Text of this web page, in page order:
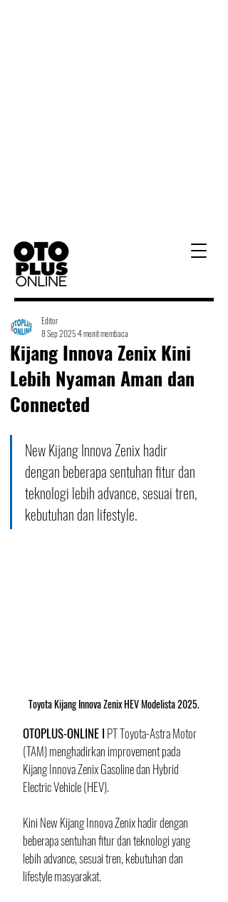
Kijang Innova Zenix Kini
Lebih Nyaman Aman dan
Connected
Editor
8 Sep 20254 menit membaca
New Kijang Innova Zenix hadir
dengan beberapa sentuhan fitur dan
teknologi lebih advance, sesuai tren,
kebutuhan dan lifestyle.
Toyota Kijang Innova Zenix HEV Modelista 2025.
OTOPLUS-ONLINE I PT Toyota-Astra Motor
(TAM) menghadirkan improvement pada
Kijang Innova Zenix Gasoline dan Hybrid
Electric Vehicle (HEV).
Kini New Kijang Innova Zenix hadir dengan
beberapa sentuhan fitur dan teknologi yang
lebih advance, sesuai tren, kebutuhan dan
lifestyle masyarakat.